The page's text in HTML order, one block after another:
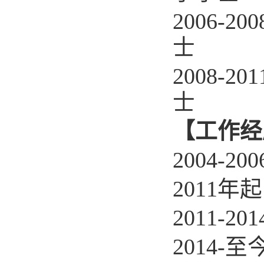
2006-
士
2008-
士
【工作
2004-
2011年
2011-
2014-至